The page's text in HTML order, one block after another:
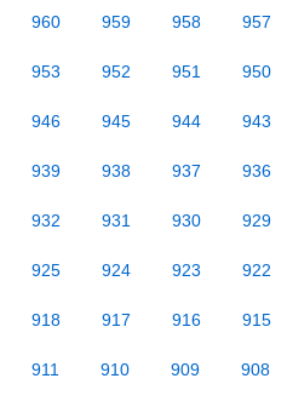
960 959 958 957
953 952 951 950
946 945 944 943
939 938 937 936
932 931 930 929
925 924 923 922
918 917 916 915
911 910 909 908